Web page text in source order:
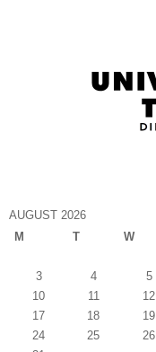
AUGUST 2026
M
T W
3
4 5
10
11 12
17
18 19
24
25 26